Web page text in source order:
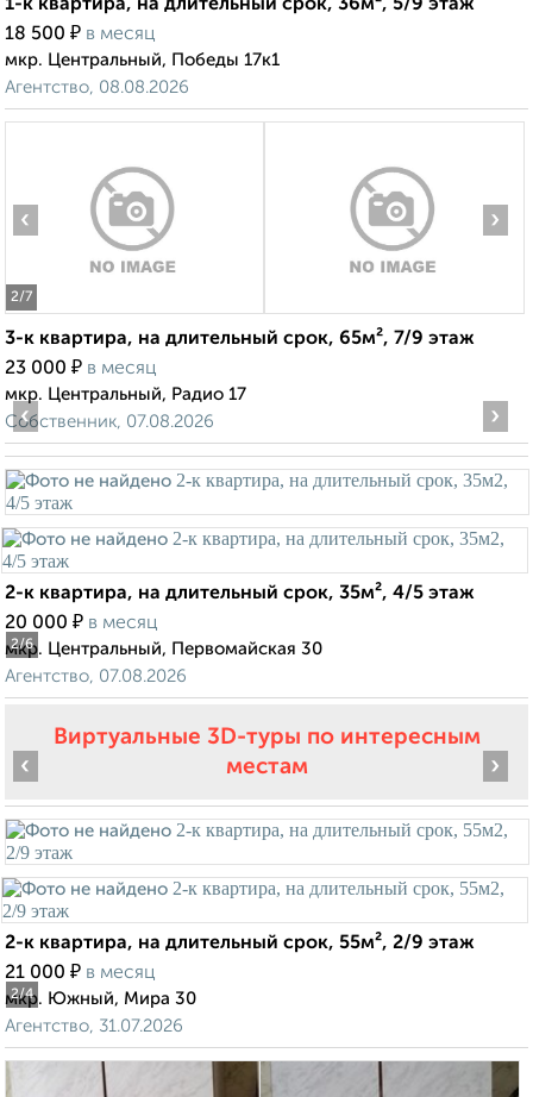
1-к квартира, на длительный срок, 36м², 5/9 этаж
18 500 ₽ в месяц
мкр. Центральный, Победы 17к1
Агентство, 08.08.2026
2/7
‹ ›
3-к квартира, на длительный срок, 65м², 7/9 этаж
23 000 ₽ в месяц
мкр. Центральный, Радио 17
Собственник, 07.08.2026
2/6
‹ ›
2-к квартира, на длительный срок, 35м², 4/5 этаж
20 000 ₽ в месяц
мкр. Центральный, Первомайская 30
Агентство, 07.08.2026
Виртуальные 3D-туры по интересным
местам
2/4
‹ ›
2-к квартира, на длительный срок, 55м², 2/9 этаж
21 000 ₽ в месяц
мкр. Южный, Мира 30
Агентство, 31.07.2026